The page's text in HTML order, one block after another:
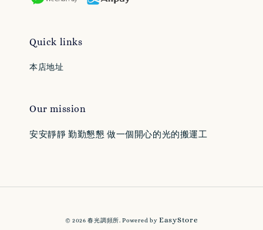
Quick links
本店地址
Our mission
安安靜靜 勤勤懇懇 做一個開心的光的搬運工
© 2026 春光調頻所. Powered byEasyStore